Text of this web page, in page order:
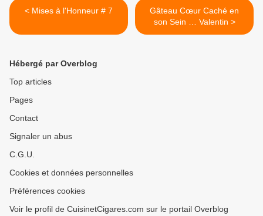
< Mises à l'Honneur # 7
Gâteau Cœur Caché en
son Sein … Valentin >
Hébergé par Overblog
Top articles
Pages
Contact
Signaler un abus
C.G.U.
Cookies et données personnelles
Préférences cookies
Voir le profil de CuisinetCigares.com sur le portail Overblog